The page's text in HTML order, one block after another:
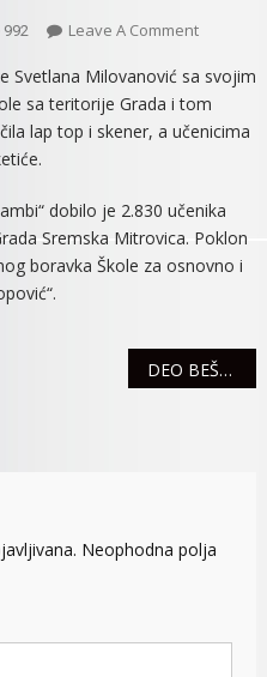
992 Leave A CommentOn
OSNOVCI
SAVU
Svetlana Milovanović sa svojim
sa teritorije Grada i tom
lap top i skener, a učenicima
dobilo je 2.830 učenika
Sremska Mitrovica. Poklon
boravka Škole za osnovno i
DEO BEŠENOVA U PETAK, 29. JANUARA BEZ STRUJE
Neophodna polja